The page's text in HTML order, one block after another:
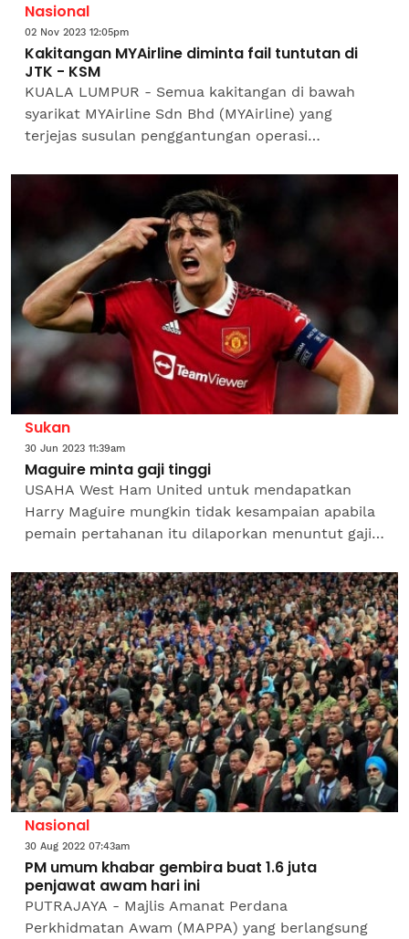
Nasional
02 Nov 2023 12:05pm
Kakitangan MYAirline diminta fail tuntutan di
JTK - KSM
KUALA LUMPUR - Semua kakitangan di bawah
syarikat MYAirline Sdn Bhd (MYAirline) yang
terjejas susulan penggantungan operasi
memfailkan tuntutan gaji...
Sukan
30 Jun 2023 11:39am
Maguire minta gaji tinggi
USAHA West Ham United untuk mendapatkan
Harry Maguire mungkin tidak kesampaian apabila
pemain pertahanan itu dilaporkan menuntut gaji
meninggalkan Old...
Nasional
30 Aug 2022 07:43am
PM umum khabar gembira buat 1.6 juta
penjawat awam hari ini
PUTRAJAYA - Majlis Amanat Perdana
Perkhidmatan Awam (MAPPA) yang berlangsung